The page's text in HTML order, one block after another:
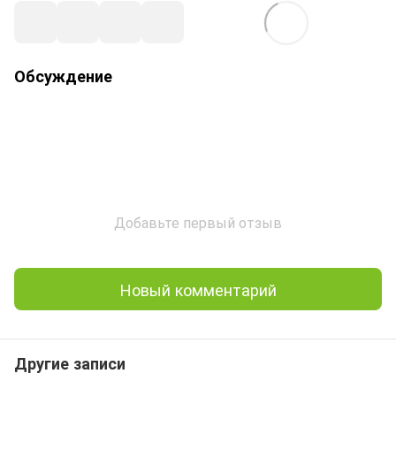
Обсуждение
Добавьте первый отзыв
Новый комментарий
Другие записи